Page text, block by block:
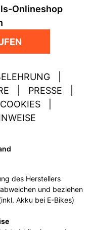
Onlineshop
PRESSE
COOKIES
des Herstellers
und beziehen
Akku bei E-Bikes)